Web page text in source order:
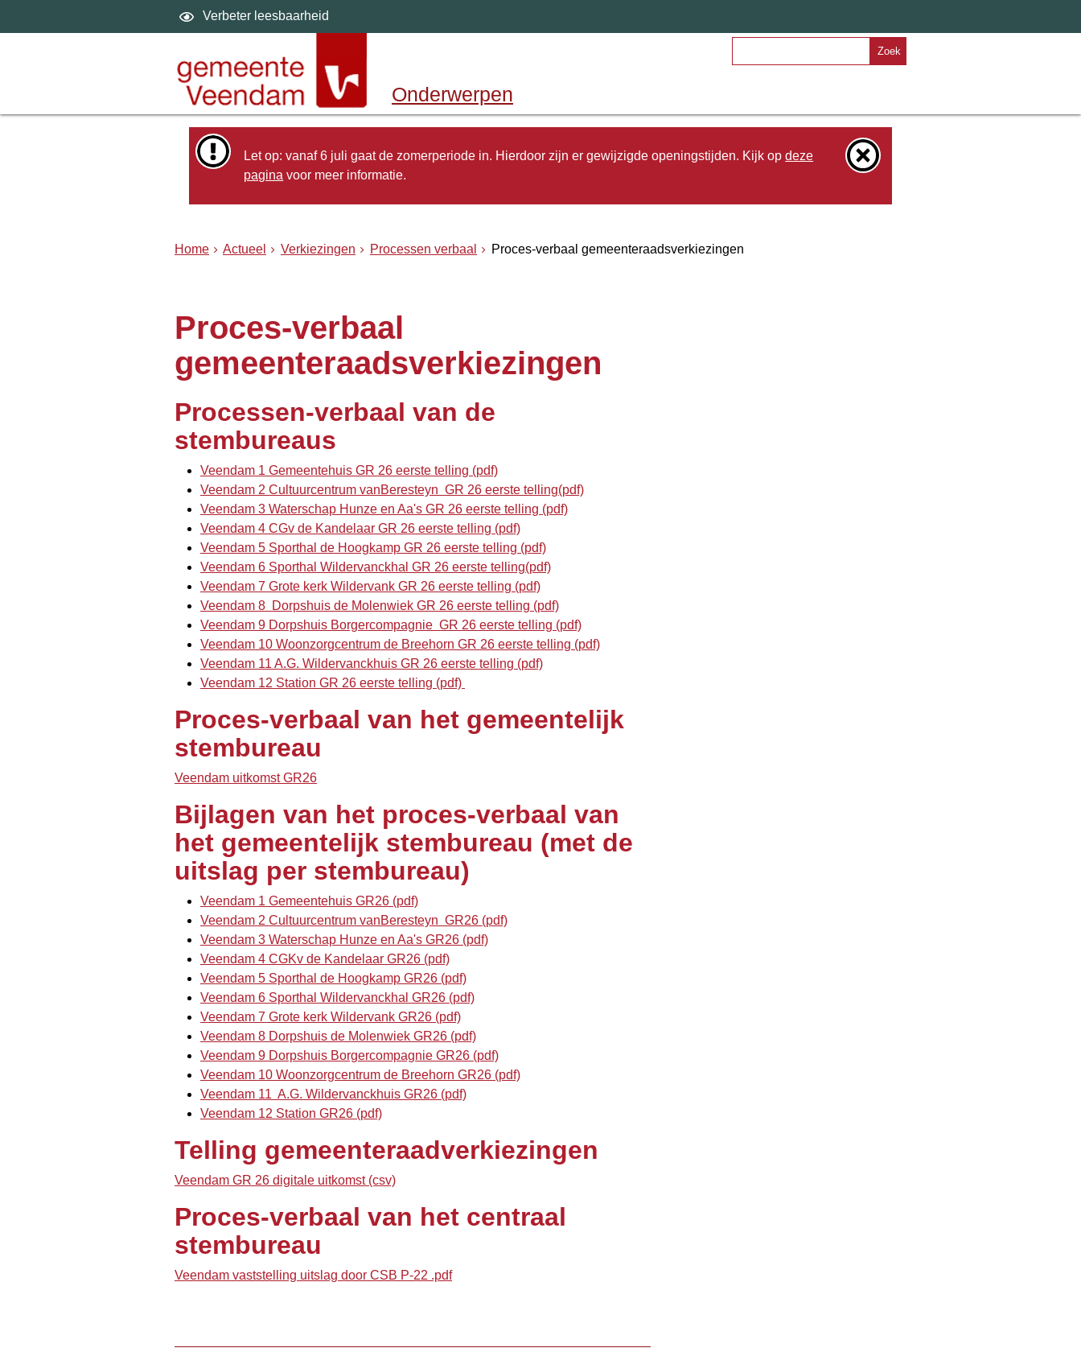
Verbeter leesbaarheid
Zoek
Onderwerpen
Let op: vanaf 6 juli gaat de zomerperiode in. Hierdoor zijn er gewijzigde openingstijden. Kijk opdeze
pagina voor meer informatie.
Home Actueel Verkiezingen Processen verbaal Proces-verbaal gemeenteraadsverkiezingen
Proces-verbaal
gemeenteraadsverkiezingen
Processen-verbaal van de
stembureaus
Veendam 1 Gemeentehuis GR 26 eerste telling (pdf)
Veendam 2 Cultuurcentrum vanBeresteyn GR 26 eerste telling(pdf)
Veendam 3 Waterschap Hunze en Aa's GR 26 eerste telling (pdf)
Veendam 4 CGv de Kandelaar GR 26 eerste telling (pdf)
Veendam 5 Sporthal de Hoogkamp GR 26 eerste telling (pdf)
Veendam 6 Sporthal Wildervanckhal GR 26 eerste telling(pdf)
Veendam 7 Grote kerk Wildervank GR 26 eerste telling (pdf)
Veendam 8 Dorpshuis de Molenwiek GR 26 eerste telling (pdf)
Veendam 9 Dorpshuis Borgercompagnie GR 26 eerste telling (pdf)
Veendam 10 Woonzorgcentrum de Breehorn GR 26 eerste telling (pdf)
Veendam 11 A.G. Wildervanckhuis GR 26 eerste telling (pdf)
Veendam 12 Station GR 26 eerste telling (pdf)
Proces-verbaal van het gemeentelijk
stembureau
Veendam uitkomst GR26
Bijlagen van het proces-verbaal van
het gemeentelijk stembureau (met de
uitslag per stembureau)
Veendam 1 Gemeentehuis GR26 (pdf)
Veendam 2 Cultuurcentrum vanBeresteyn GR26 (pdf)
Veendam 3 Waterschap Hunze en Aa's GR26 (pdf)
Veendam 4 CGKv de Kandelaar GR26 (pdf)
Veendam 5 Sporthal de Hoogkamp GR26 (pdf)
Veendam 6 Sporthal Wildervanckhal GR26 (pdf)
Veendam 7 Grote kerk Wildervank GR26 (pdf)
Veendam 8 Dorpshuis de Molenwiek GR26 (pdf)
Veendam 9 Dorpshuis Borgercompagnie GR26 (pdf)
Veendam 10 Woonzorgcentrum de Breehorn GR26 (pdf)
Veendam 11 A.G. Wildervanckhuis GR26 (pdf)
Veendam 12 Station GR26 (pdf)
Telling gemeenteraadverkiezingen
Veendam GR 26 digitale uitkomst (csv)
Proces-verbaal van het centraal
stembureau
Veendam vaststelling uitslag door CSB P-22 .pdf